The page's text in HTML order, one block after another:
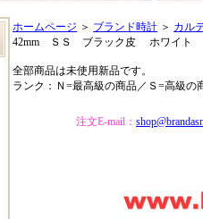
ホームページ ＞ ブランド時計 ＞ カル
42mm ＳＳ ブラック皮 ホワイト
全部商品は未使用新品です。
ランク：Ｎ=最高級の商品／Ｓ=高級の
注文E-mail：